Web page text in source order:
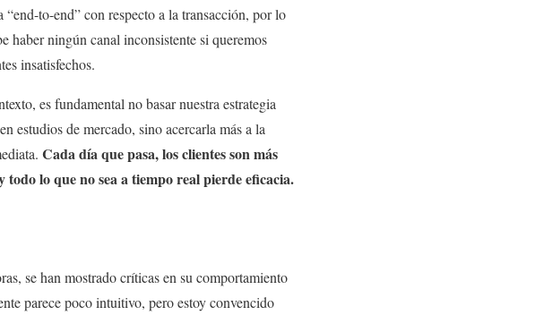
“end-to-end” con respecto a la transacción, por lo
haber ningún canal inconsistente si queremos
insatisfechos.
es fundamental no basar nuestra estrategia
estudios de mercado, sino acercarla más a la
Cada día que pasa, los clientes son más
todo lo que no sea a tiempo real pierde eficacia.
se han mostrado críticas en su comportamiento
parece poco intuitivo, pero estoy convencido